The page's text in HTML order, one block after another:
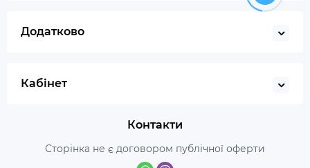
Додатково
Кабінет
Контакти
Сторінка не є договором публічної оферти